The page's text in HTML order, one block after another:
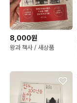
8,000원
왕과 책사 / 새상품